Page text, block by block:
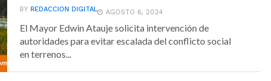
BYREDACCION DIGITAL AGOSTO 6, 2024
El Mayor Edwin Atauje solicita intervención de
autoridades para evitar escalada del conflicto social
en terrenos...